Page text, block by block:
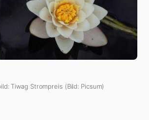
Tiwag Strompreis (Bild: Picsum)